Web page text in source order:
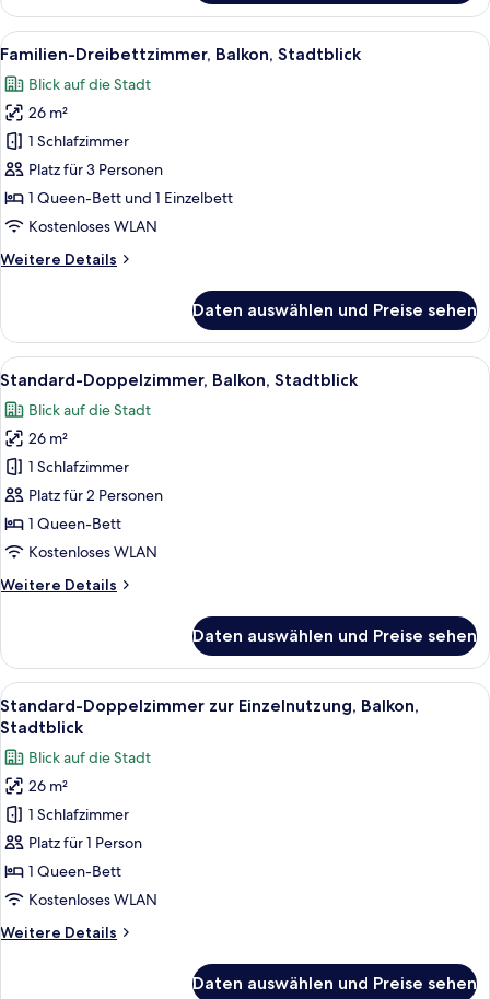
Vierbettzimmer,
Balkon,
Stadtblick
Alle
Fotos
für
Familien-
Dreibettzimmer,
Balkon,
Stadtblick
anzeigen
Zimmersafe, Schreibtisch,
16
Familien-Dreibettzimmer, Balkon, Stadtblick
Blick auf die Stadt
26 m²
1 Schlafzimmer
Platz für 3 Personen
1 Queen-Bett und 1 Einzelbett
Kostenloses WLAN
Weitere Details
Weitere
Dreibettzimmer,
Balkon,
Stadtblick
Daten auswählen und Preise sehen
Alle
Fotos
für
Standard-
Doppelzimmer,
Balkon,
Stadtblick
anzeigen
Ein Hotelzimmer mit Bett,
21
Standard-Doppelzimmer, Balkon, Stadtblick
Blick auf die Stadt
26 m²
1 Schlafzimmer
Platz für 2 Personen
1 Queen-Bett
Kostenloses WLAN
Weitere Details
Weitere
Doppelzimmer,
Balkon,
Stadtblick
Daten auswählen und Preise sehen
Alle
Fotos
für
Standard-
Doppelzimmer
zur
Einzelnutzung,
Balkon,
Stadtblick
Ein Hotelzimmer mit Bett,
19
Standard-Doppelzimmer zur Einzelnutzung, Balkon,
Stadtblick
Blick auf die Stadt
26 m²
1 Schlafzimmer
Platz für 1 Person
1 Queen-Bett
Kostenloses WLAN
Weitere Details
Weitere
Daten auswählen und Preise sehen